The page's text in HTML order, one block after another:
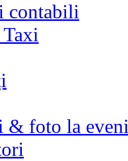
contabili
& foto la